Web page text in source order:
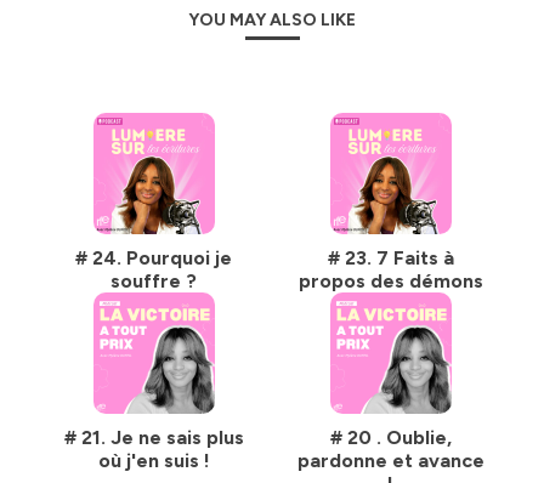
YOU MAY ALSO LIKE
# 24. Pourquoi je
souffre ?
# 23. 7 Faits à
propos des démons
# 21. Je ne sais plus
où j'en suis !
# 20 . Oublie,
pardonne et avance